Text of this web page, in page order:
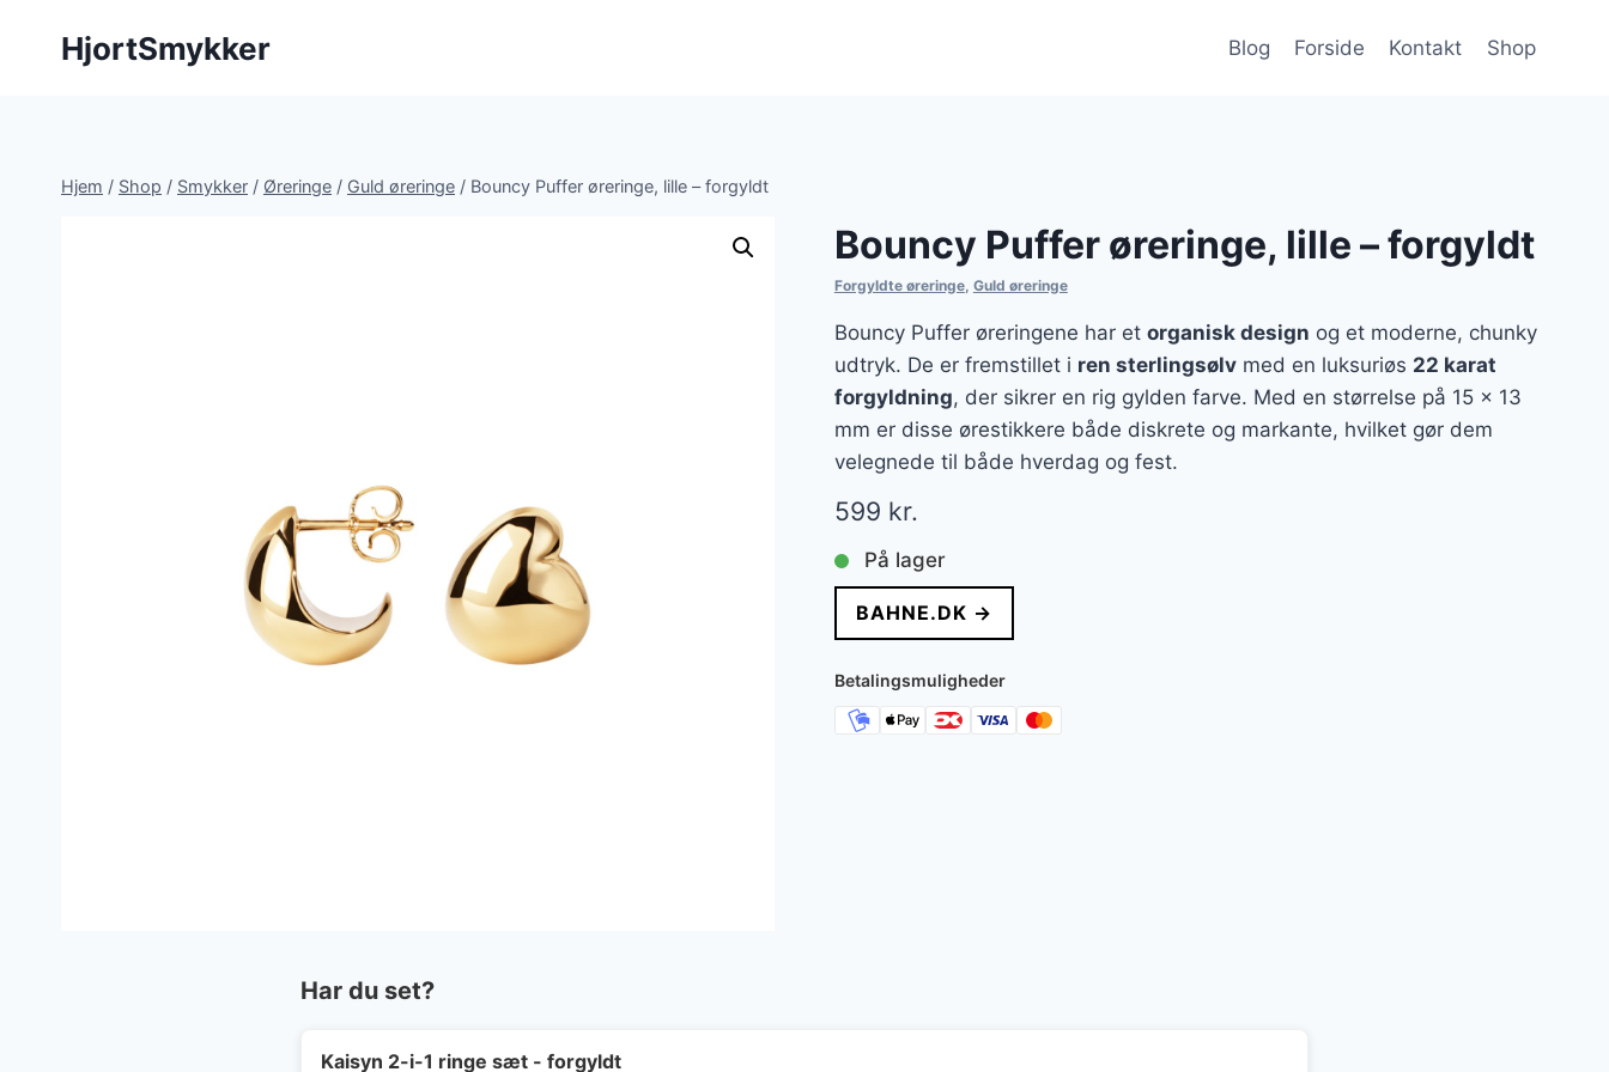
HjortSmykker Blog Forside Kontakt Shop
Hjem / Shop / Smykker / Øreringe / Guld øreringe / Bouncy Puffer øreringe, lille – forgyldt
Bouncy Puffer øreringe, lille – forgyldt
Forgyldte øreringe, Guld øreringe
Bouncy Puffer øreringene har et organisk design og et moderne, chunky
udtryk. De er fremstillet i ren sterlingsølvmed en luksuriøs 22 karat
forgyldning, der sikrer en rig gylden farve. Med en størrelse på 15 x 13
mm er disse ørestikkere både diskrete og markante, hvilket gør dem
velegnede til både hverdag og fest.
599 kr.
På lager
BAHNE.DK →
Betalingsmuligheder
Har du set?
Kaisyn 2-i-1 ringe sæt - forgyldt